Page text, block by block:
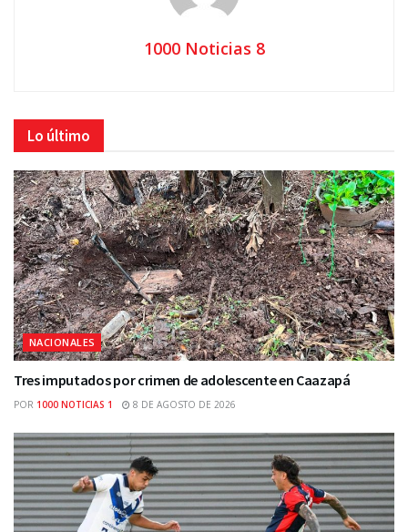
1000 Noticias 8
Lo último
NACIONALES
Tres imputados por crimen de adolescente en Caazapá
POR 1000 NOTICIAS 1 8 DE AGOSTO DE 2026